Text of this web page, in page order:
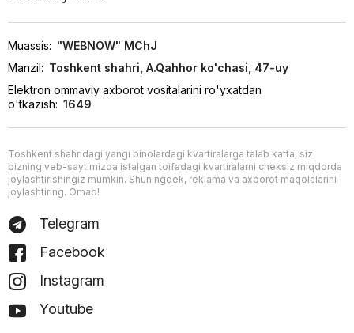
Muassis: "WEBNOW" MChJ
Manzil: Toshkent shahri, A.Qahhor ko'chasi, 47-uy
Elektron ommaviy axborot vositalarini ro'yxatdan
o'tkazish: 1649
Toshkent shahridagi yangi binolardagi kvartiralarga talab katta, siz
bizning veb-saytimizda istalgan toifadagi kvartiralarni cheksiz miqdorda
joylashtirishingiz mumkin. Shuningdek, reklama va axborot maqolalarini
joylashtiring. Omad!
Telegram
Facebook
Instagram
Youtube